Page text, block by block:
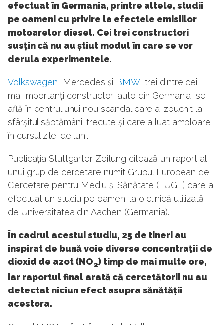
efectuat în Germania, printre altele, studii
pe oameni cu privire la efectele emisiilor
motoarelor diesel. Cei trei constructori
susțin că nu au știut modul în care se vor
derula experimentele.
Volkswagen, Mercedes și BMW, trei dintre cei
mai importanți constructori auto din Germania, se
află în centrul unui nou scandal care a izbucnit la
sfârșitul săptămânii trecute și care a luat amploare
în cursul zilei de luni.
Publicația Stuttgarter Zeitung citează un raport al
unui grup de cercetare numit Grupul European de
Cercetare pentru Mediu și Sănătate (EUGT) care a
efectuat un studiu pe oameni la o clinică utilizată
de Universitatea din Aachen (Germania).
În cadrul acestui studiu, 25 de tineri au
inspirat de bună voie diverse concentrații de
dioxid de azot (NO2) timp de mai multe ore,
iar raportul final arată că cercetătorii nu au
detectat niciun efect asupra sănătății
acestora.